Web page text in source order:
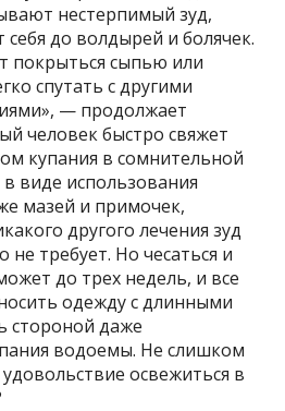
нестерпимый зуд,
себя до волдырей и болячек.
покрыться сыпью или
спутать с другими
— продолжает
человек быстро свяжет
купания в сомнительной
виде использования
мазей и примочек,
другого лечения зуд
требует. Но чесаться и
до трех недель, и все
одежду с длинными
стороной даже
водоемы. Не слишком
освежиться в